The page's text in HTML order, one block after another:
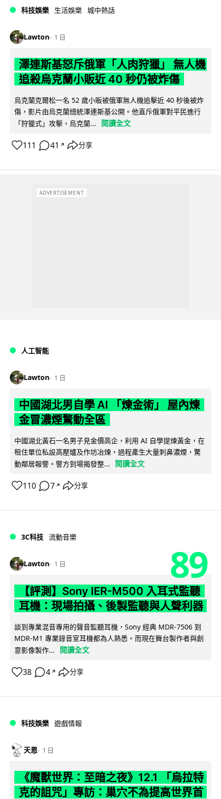
科技娛樂 生活娛樂 城中熱話
Lawton 1 日
澤連斯基怒斥俄軍「人肉狩獵」 無人機
追殺烏克蘭小販近 40 秒仍被炸傷
烏克蘭克爾松一名 52 歲小販被俄軍無人機追擊近 40 秒後被炸
傷，影片由烏克蘭總統澤連斯基公開。他直斥俄軍對平民進行
「狩獵式」攻擊，烏克蘭...
閱讀全文
111 41 ↗ 分享
ADVERTISEMENT
人工智能
Lawton 1 日
中國湖北男自學 AI 「煉金術」 屋內煉
金冒濃煙驚動全區
中國湖北黃石一名男子見金價高企，利用 AI 自學提煉黃金，在
租住單位私設高壓爐及作坊冶煉，過程產生大量刺鼻濃煙，驚
動鄰居報警。警方到場揭發整...
閱讀全文
110 7 ↗ 分享
3C科技 流動音樂
Lawton 1 日 89
【評測】Sony IER-M500 入耳式監聽
耳機：現場拍攝、後製監聽與人聲利器
談到專業混音專用的聲音監聽耳機，Sony 經典 MDR-7506 到
MDR-M1 專業錄音室耳機都為人熟悉。而現在舞台製作者與創
意影像製作...
閱讀全文
38 4 ↗ 分享
科技娛樂 遊戲情報
天恩 1 日
《魔獸世界：至暗之夜》12.1 「烏拉特
克的詛咒」專訪：巢穴不為提高世界首